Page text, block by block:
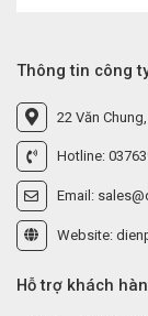
Thông tin công
22 Văn
Hotline:
Email:
Website:
Hỗ trợ khách